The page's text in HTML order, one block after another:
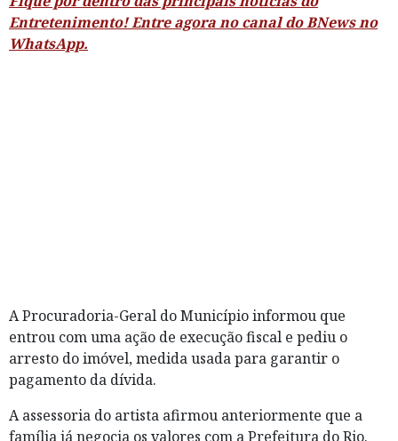
Entretenimento! Entre agora no canal do BNews no
WhatsApp.
A Procuradoria-Geral do Município informou que
entrou com uma ação de execução fiscal e pediu o
arresto do imóvel, medida usada para garantir o
pagamento da dívida.
A assessoria do artista afirmou anteriormente que a
família já negocia os valores com a Prefeitura do Rio.